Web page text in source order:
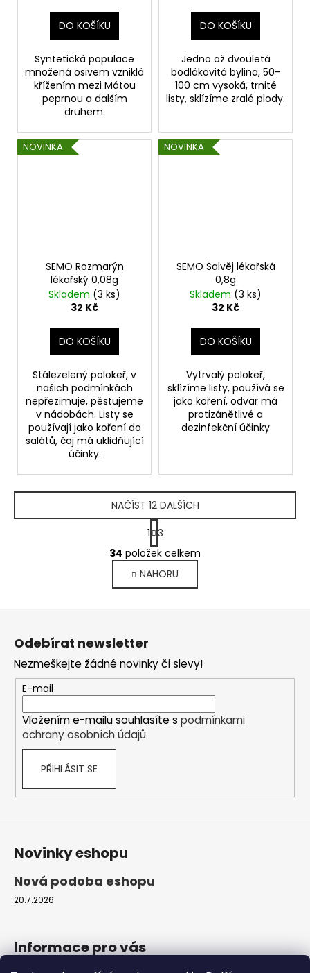
DO KOŠÍKU
Syntetická populace
množená osivem vzniklá
křížením mezi Mátou
peprnou a dalším
druhem.
DO KOŠÍKU
Jedno až dvouletá
bodlákovitá bylina, 50-
100 cm vysoká, trnité
listy, sklízíme zralé plody.
NOVINKA
SEMO Rozmarýn
lékařský 0,08g
Skladem (3 ks)
32 Kč
DO KOŠÍKU
Stálezelený polokeř, v
našich podmínkách
nepřezimuje, pěstujeme
v nádobách. Listy se
používají jako koření do
salátů, čaj má uklidňující
účinky.
NOVINKA
SEMO Šalvěj lékařská
0,8g
Skladem (3 ks)
32 Kč
DO KOŠÍKU
Vytrvalý polokeř,
sklízíme listy, používá se
jako koření, odvar má
protizánětlivé a
dezinfekční účinky
O
v
l
á
d
p
r
v
k
y
u
NAČÍST 12 DALŠÍCH
S
t
r
á
n
k
o
í
1 3
34 položek celkem
NAHORU
Odebírat newsletter
Nezmeškejte žádné novinky či slevy!
E-mail
Vložením e-mailu souhlasíte s podmínkami
ochrany osobních údajů
PŘIHLÁSIT SE
Novinky eshopu
Nová podoba eshopu
20.7.2026
Informace pro vás